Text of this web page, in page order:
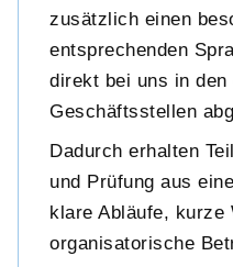
zusätzlich einen
entsprechenden
direkt bei uns in den
Geschäftsstellen
Dadurch erhalten
und Prüfung aus
klare Abläufe, kurze
organisatorische